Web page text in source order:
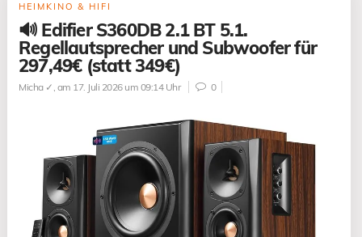
HEIMKINO & HIFI
🔊 Edifier S360DB 2.1 BT 5.1.
Regellautsprecher und Subwoofer für
297,49€ (statt 349€)
Micha ✓ , am 17. Juli 2026 um 09:14 Uhr 0